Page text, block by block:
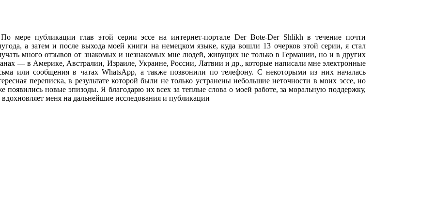
По мере публикации глав этой серии эссе на интернет-портале Der Bote-Der Shlikh в течение почти
а затем и после выхода моей книги на немецком языке, куда вошли 13 очерков этой серии, я стал
много отзывов от знакомых и незнакомых мне людей, живущих не только в Германии, но и в других
— в Америке, Австралии, Израиле, Украине, России, Латвии и др., которые написали мне электронные
или сообщения в чатах WhatsApp, а также позвонили по телефону. С некоторыми из них началась
переписка, в результате которой были не только устранены небольшие неточности в моих эссе, но
появились новые эпизоды. Я благодарю их всех за теплые слова о моей работе, за моральную поддержку,
вдохновляет меня на дальнейшие исследования и публикации